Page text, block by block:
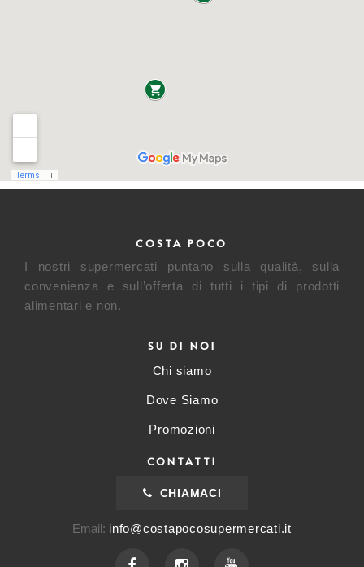
COSTA POCO
I nostri supermercati puntano sulla qualità, sulla
convenienza e sull’offerta di tutti i tipi di prodotti
alimentari e non.
SU DI NOI
Chi siamo
Dove Siamo
Promozioni
CONTATTI
CHIAMACI
Email: info@costapocosupermercati.it